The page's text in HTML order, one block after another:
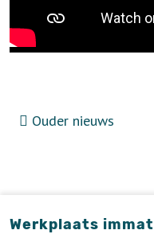
Ouder nieuws
Werkplaats